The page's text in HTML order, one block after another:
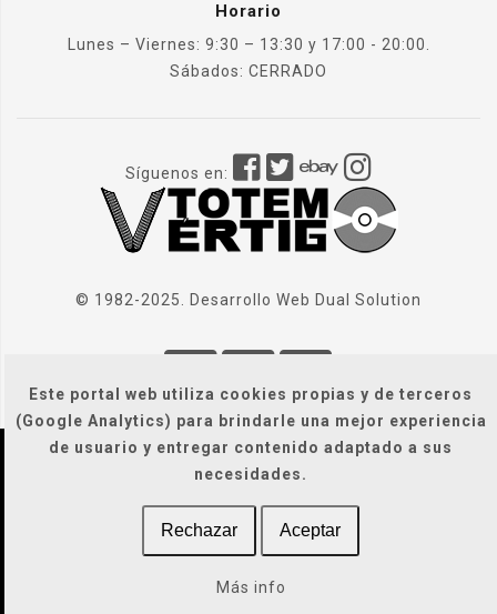
Este portal web utiliza cookies propias y de terceros
(Google Analytics) para brindarle una mejor experiencia
de usuario y entregar contenido adaptado a sus
necesidades.
Rechazar Aceptar
Más info
Horario
Lunes – Viernes: 9:30 – 13:30 y 17:00 - 20:00.
Sábados: CERRADO
Síguenos en:
© 1982-2025. Desarrollo Web Dual Solution
| Condiciones Generales
Gastos de envío
|
Legal / Privacidad / Cookies / Accesibilidad